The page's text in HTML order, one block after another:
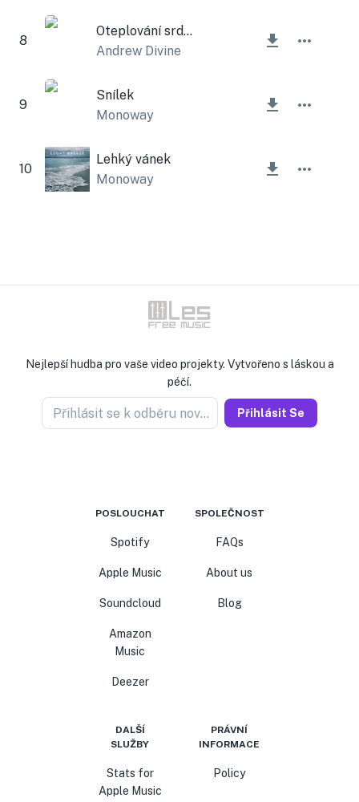
8
Oteplování srdce
Andrew Divine
9
Snílek
Monoway
10
Lehký vánek
Monoway
Nejlepší hudba pro vaše video projekty. Vytvořeno s láskou a
péčí.
Přihlásit se k odběru novinek Přihlásit Se
POSLOUCHAT
Spotify
Apple Music
Soundcloud
Amazon
Music
Deezer
SPOLEČNOST
FAQs
About us
Blog
DALŠÍ
SLUŽBY
Stats for
Apple Music
PRÁVNÍ
INFORMACE
Policy